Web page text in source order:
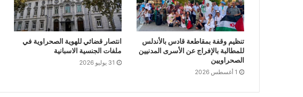
تنظيم وقفة بمقاطعة قادس بالأندلس
للمطالبة بالإفراج عن الأسرى المدنيين
الصحراويين
1 أغسطس 2026
انتصار قضائي للهوية الصحراوية في
ملفات الجنسية الاسبانية
31 يوليو 2026